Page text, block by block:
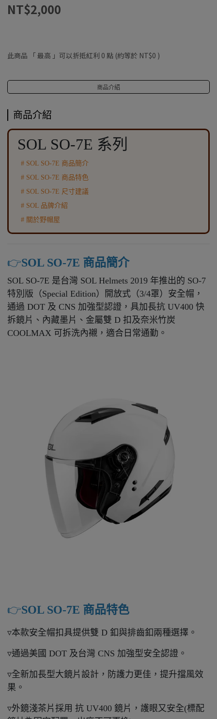
NT$2,000
此商品 「 最高 」可以折抵紅利 0 點 (約等於 NT$0 )
商品介紹
商品介紹
SOL SO-7E 系列
# SOL SO-7E 商品簡介
# SOL SO-7E 商品特色
# SOL SO-7E 尺寸建議
# SOL 品牌介紹
# 關於野帽屋
👉️SOL SO-7E 商品簡介
SOL SO-7E 是台灣 SOL Helmets 2019 年推出的 SO-7
特別版（Special Edition）開放式（3/4罩）安全帽，
通過 DOT 及 CNS 加強型認證，具加長抗 UV400 快
拆鏡片、內藏墨片、金屬雙 D 扣及奈米竹炭
COOLMAX 可拆洗內襯，適合日常通勤。
👉️SOL SO-7E 商品特色
▿本款安全帽扣具提供雙 D 釦與排齒釦兩種選擇。
▿通過美國 DOT 及台灣 CNS 加強型安全認證。
▿全新加長型大鏡片設計，防護力更佳，提升擋風效
果。
▿外鏡淺茶片採用 抗 UV400 鏡片，護眼又安全(標配